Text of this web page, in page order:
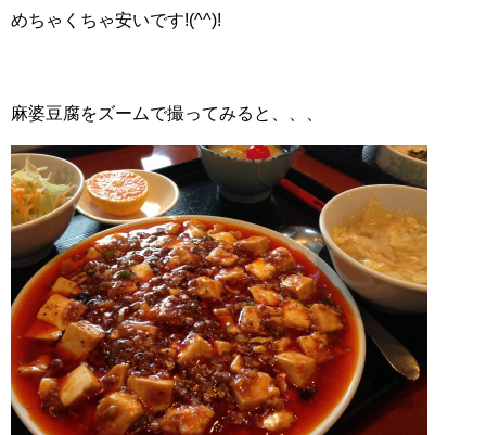
めちゃくちゃ安いです!(^^)!
麻婆豆腐をズームで撮ってみると、、、